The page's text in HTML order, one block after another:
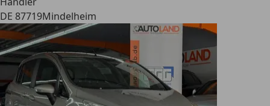
DE 87719Mindelheim